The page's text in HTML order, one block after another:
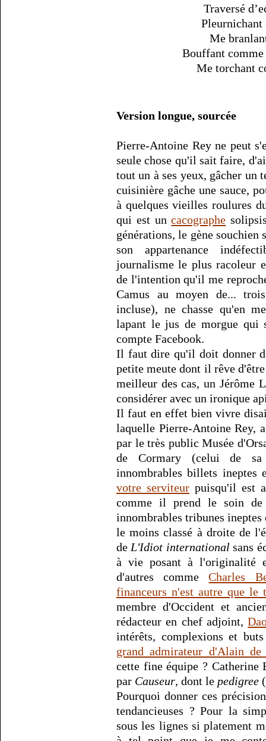
Traversé
Me
Bouffant
Me torchant
Version longue, sourcée
Pierre-Antoine Rey ne peut
seule chose qu'il sait faire,
tout un à ses yeux, gâcher un
cuisinière gâche une sauce,
à quelques vieilles roulures
qui est uncacographe
générations, le gène souchien
son appartenance
journalisme le plus racoleur
de l'intention qu'il me
Camus au moyen de...
incluse), ne chasse qu'en
lapant le jus de morgue qui
compte Facebook.
Il faut dire qu'il doit donner
petite meute dont il rêve
meilleur des cas, un Jérôme
considérer avec un ironique
Il faut en effet bien vivre
laquelle Pierre-Antoine Rey,
par le très public Musée
de Cormary (celui de
innombrables billets ineptes
votre serviteurpuisqu'il est
comme il prend le soin de
innombrables tribunes
le moins classé à droite de
de L'Idiot international sans
à vie posant à l'originalité
d'autres commeCharles
financeurs n'est autre que
membre d'Occident et
rédacteur en chef adjoint,
intérêts, complexions et
grand admirateur d'Alain de
cette fine équipe ? Catherine
par Causeur, dont le pedigree (
Pourquoi donner ces
tendancieuses ? Pour la
sous les lignes si platement